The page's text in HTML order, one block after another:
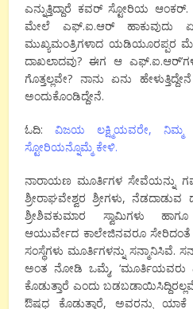
ಎನ್ನುತ್ತಿದ್ದಾರೆ ಕವರ್ ಸ್ಟೋರಿಯ
ಮೇಲೆ ಎಫ್.ಐ.ಆರ್ ಹಾಕುವುದು
ಮುಖ್ಯಮಂತ್ರಿಗಳಾದ ಯಡಿಯೂರಪ್ಪರ
ದಾಖಲಾದವು? ಈಗ ಆ
ಗೊತ್ತಲ್ಲವೇ? ನಾನು ಏನು
ಅಂದುಕೊಂಡಿದ್ದೇನೆ.
ಓದಿ:ವಿಜಯ ಲಕ್ಷ್ಮಿಯವರೇ,
ಸ್ಟೋರಿಯನ್ನೊಮ್ಮೆ ಕೇಳಿ.
ನಾರಾಯಣ ಮೂರ್ತಿಗಳ ಸೇವೆಯನ್ನು
ಶ್ರೀರಾಘವೇಶ್ವರ ಶ್ರೀಗಳು,
ಶ್ರೀಶಿವಕುಮಾರ ಸ್ವಾಮಿಗಳು
ಆಯುರ್ವೇದ ಕಾಲೇಜಿನವರೂ ಸೇರಿದಂತೆ
ಸಂಸ್ಥೆಗಳು ಮೂರ್ತಿಗಳನ್ನು ಸನ್ಮಾನಿಸಿವೆ.
ಅಂತ ನೋಡಿ ಒಮ್ಮೆ, ‘ಮೂರ್ತಿಯವರು
ಕೊಡುತ್ತಾರೆ ಎಂದು
ಔಷಧ ಕೊಡುತ್ತಾರೆ, ಅವರನ್ನು ಯಾಕೆ